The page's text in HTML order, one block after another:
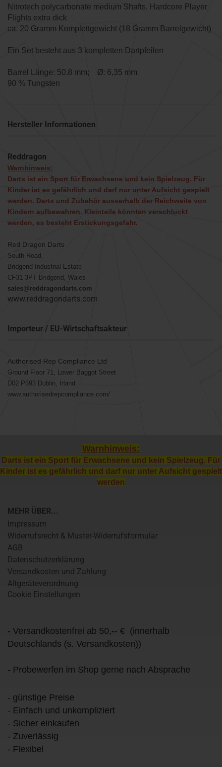
Nitrotech polycarbonate medium Shafts, Hardcore Player
Flights extra dick
ca. 20 Gramm Komplettgewicht (18 Gramm Barrelgewicht)
Ein Set besteht aus 3 kompletten Dartpfeilen
Barrel Länge: 50,8 mm; Ø: 6,35 mm
90 % Tungsten
Hersteller Informationen
Reddragon
Warnhinweis:
Darts ist ein Sport für Erwachsene und kein Spielzeug. Für
Kinder ist es gefährlich und darf nur unter Aufsicht gespielt
werden. Darts und Zubehör ausserhalb der Reichweite von
Kindern aufbewahren. Kleinteile könnten verschluckt
werden, es besteht Erstickungsgefahr.
Red Dragon Darts
South Road,
Bridgend Industrial Estate
CF31 3PT Bridgend, Wales
sales@reddragondarts.com
www.reddragondarts.com
Importeur / EU-Wirtschaftsakteur
Authorised Rep Compliance Ltd
Ground Floor 71, Lower Baggot Street
D02 P593 Dublin, Irland
www.authorisedrepcompliance.com/
Warnhinweis:
Darts ist ein Sport für Erwachsene und kein Spielzeug. Für
Kinder ist es gefährlich und darf nur unter Aufsicht gespielt
werden
MEHR ÜBER...
Impressum
Widerrufsrecht & Muster-Widerrufsformular
AGB
Datenschutzerklärung
Versandkosten und Zahlung
Altgeräteverordnung
Cookie Einstellungen
- Versandkostenfrei ab 50,-- € (innerhalb
Deutschlands (s. Versandkosten))
- Probewerfen im Shop gerne nach Absprache
- günstige Preise
- Einfach und unkompliziert
- Sicher einkaufen
- Zuverlässig
- Flexibel